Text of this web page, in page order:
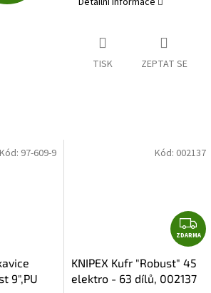
D
M
TISK ZEPTAT SE
9",PU
Kód: 97-609-9
Z
D
R
ZDARMA
KNIPEX Kufr "Robust" 45
elektro - 63 dílů, 002137
Kód: 002137